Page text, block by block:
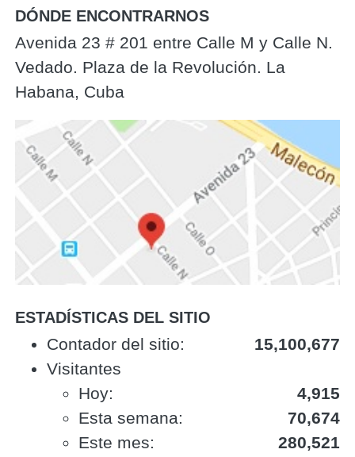
DÓNDE ENCONTRARNOS
Avenida 23 # 201 entre Calle M y Calle N.
Vedado. Plaza de la Revolución. La
Habana, Cuba
ESTADÍSTICAS DEL SITIO
‎Contador del sitio:‎
15,100,677
Visitantes
Hoy:
4,915
Esta semana:
70,674
Este mes:
280,521